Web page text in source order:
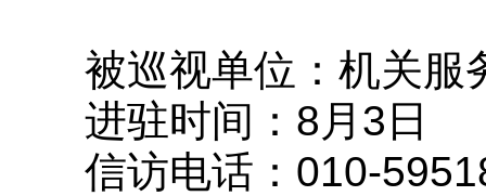
被巡视单位：机关服
进驻时间：8月3日
信访电话：010-